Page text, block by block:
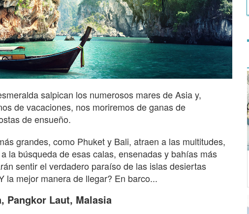
salpican los numerosos mares de Asia y,
de vacaciones, nos moriremos de ganas de
de ensueño.
grandes, como Phuket y Bali, atraen a las multitudes,
la búsqueda de esas calas, ensenadas y bahías más
sentir el verdadero paraíso de las islas desiertas
la mejor manera de llegar? En barco...
Pangkor Laut, Malasia